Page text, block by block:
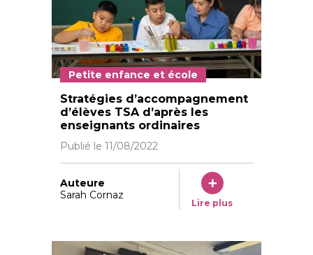
Petite enfance et école
Stratégies d’accompagnement
d’élèves TSA d’après les
enseignants ordinaires
Publié le 11/08/2022
Auteure
Sarah Cornaz
Lire plus